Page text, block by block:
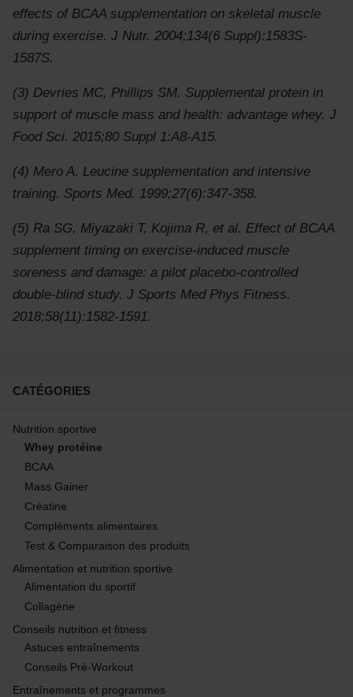
CATÉGORIES
Nutrition sportive
Whey protéine
BCAA
Mass Gainer
Créatine
Compléments alimentaires
Test & Comparaison des produits
Alimentation et nutrition sportive
Alimentation du sportif
Collagène
Conseils nutrition et fitness
Astuces entraînements
Conseils Pré-Workout
Entraînements et programmes
effects of BCAA supplementation on skeletal muscle
during exercise. J Nutr. 2004;134(6 Suppl):1583S‐
1587S.
(3) Devries MC, Phillips SM. Supplemental protein in
support of muscle mass and health: advantage whey. J
Food Sci. 2015;80 Suppl 1:A8‐A15.
(4) Mero A. Leucine supplementation and intensive
training. Sports Med. 1999;27(6):347‐358.
(5) Ra SG, Miyazaki T, Kojima R, et al. Effect of BCAA
supplement timing on exercise-induced muscle
soreness and damage: a pilot placebo-controlled
double-blind study. J Sports Med Phys Fitness.
2018;58(11):1582-1591.